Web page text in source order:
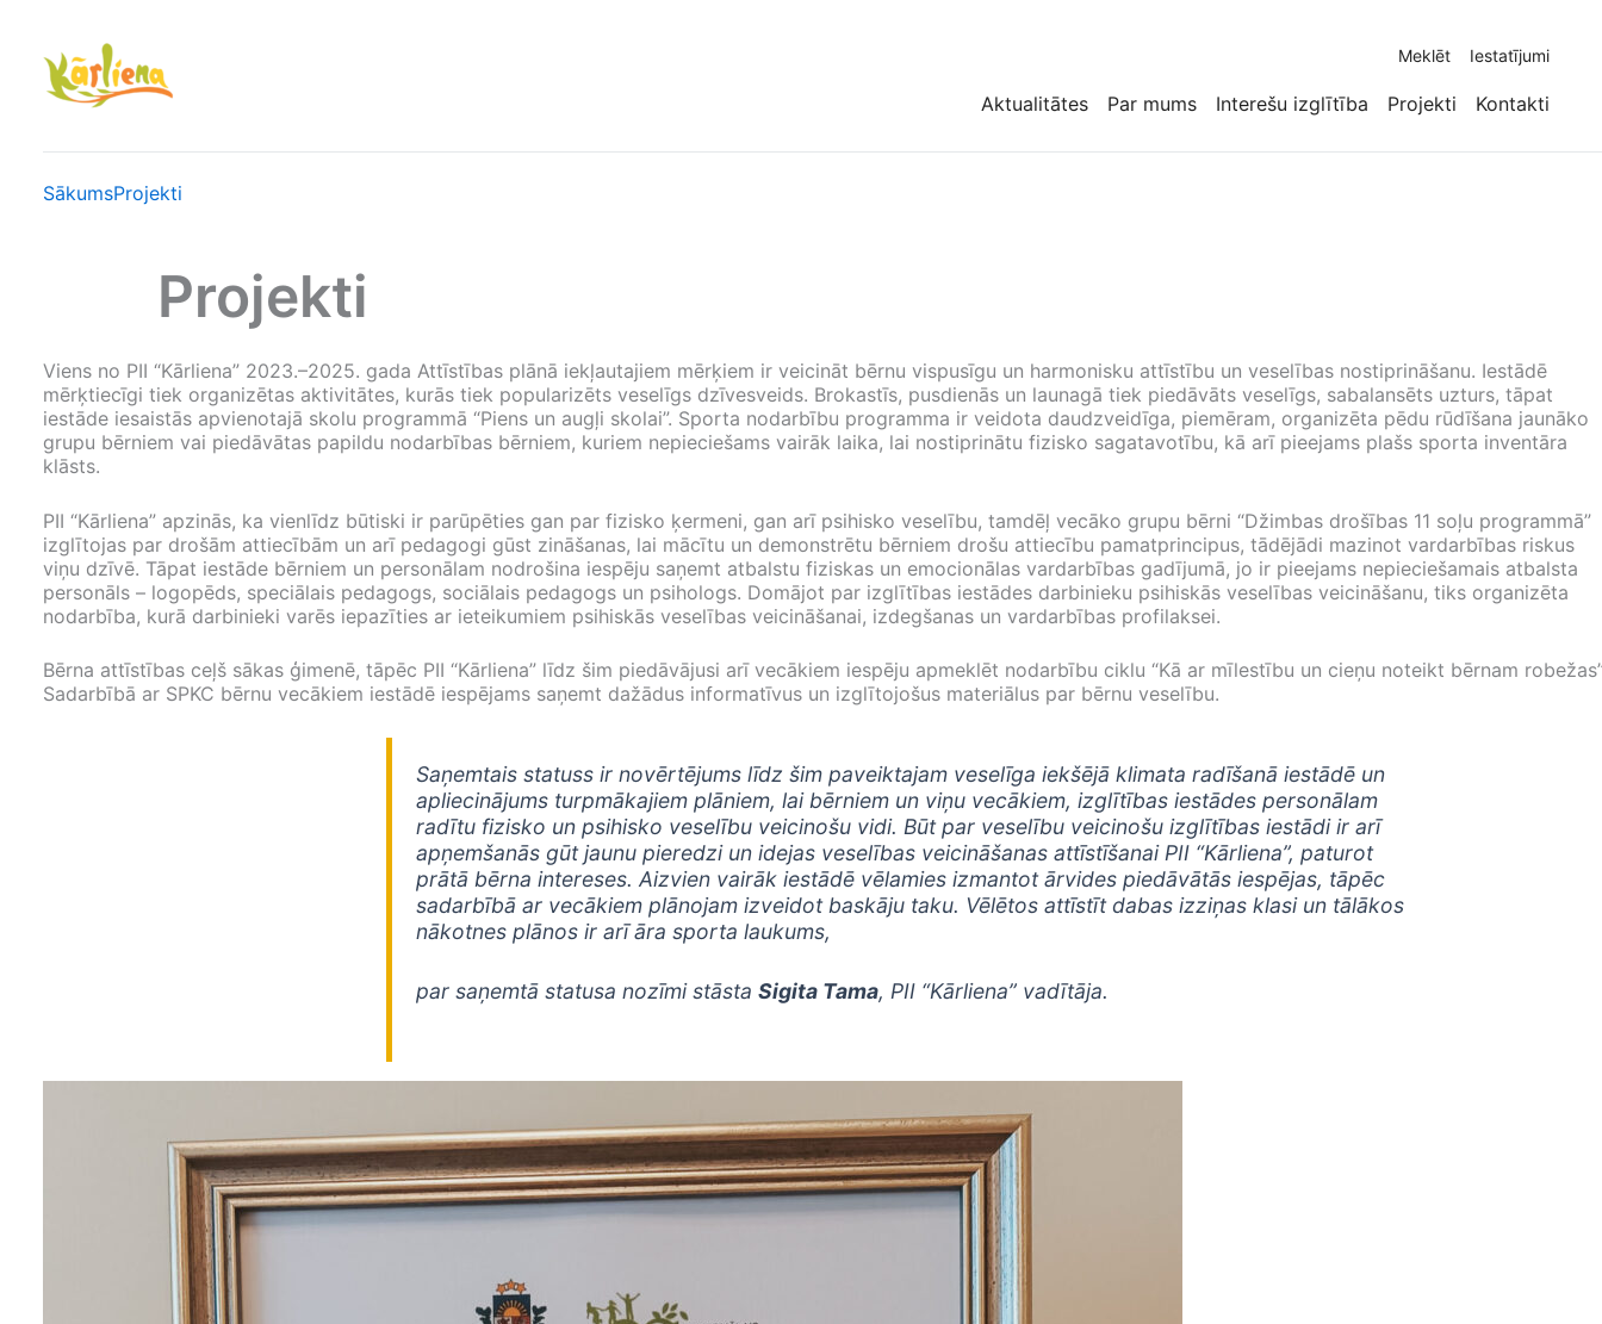
content
Meklēt Iestatījumi
Aktualitātes Par mums Interešu izglītība Projekti Kontakti
SākumsProjekti
Projekti
Viens no PII “Kārliena” 2023.–2025. gada Attīstības plānā iekļautajiem mērķiem ir veicināt bērnu vispusīgu un harmonisku attīstību un veselības nostiprināšanu. Iestādē
mērķtiecīgi tiek organizētas aktivitātes, kurās tiek popularizēts veselīgs dzīvesveids. Brokastīs, pusdienās un launagā tiek piedāvāts veselīgs, sabalansēts uzturs, tāpat
iestāde iesaistās apvienotajā skolu programmā “Piens un augļi skolai”. Sporta nodarbību programma ir veidota daudzveidīga, piemēram, organizēta pēdu rūdīšana jaunāko
grupu bērniem vai piedāvātas papildu nodarbības bērniem, kuriem nepieciešams vairāk laika, lai nostiprinātu fizisko sagatavotību, kā arī pieejams plašs sporta inventāra
klāsts.
PII “Kārliena” apzinās, ka vienlīdz būtiski ir parūpēties gan par fizisko ķermeni, gan arī psihisko veselību, tamdēļ vecāko grupu bērni “Džimbas drošības 11 soļu programmā”
izglītojas par drošām attiecībām un arī pedagogi gūst zināšanas, lai mācītu un demonstrētu bērniem drošu attiecību pamatprincipus, tādējādi mazinot vardarbības riskus
viņu dzīvē. Tāpat iestāde bērniem un personālam nodrošina iespēju saņemt atbalstu fiziskas un emocionālas vardarbības gadījumā, jo ir pieejams nepieciešamais atbalsta
personāls – logopēds, speciālais pedagogs, sociālais pedagogs un psihologs. Domājot par izglītības iestādes darbinieku psihiskās veselības veicināšanu, tiks organizēta
nodarbība, kurā darbinieki varēs iepazīties ar ieteikumiem psihiskās veselības veicināšanai, izdegšanas un vardarbības profilaksei.
Bērna attīstības ceļš sākas ģimenē, tāpēc PII “Kārliena” līdz šim piedāvājusi arī vecākiem iespēju apmeklēt nodarbību ciklu “Kā ar mīlestību un cieņu noteikt bērnam
Sadarbībā ar SPKC bērnu vecākiem iestādē iespējams saņemt dažādus informatīvus un izglītojošus materiālus par bērnu veselību.
Saņemtais statuss ir novērtējums līdz šim paveiktajam veselīga iekšējā klimata radīšanā iestādē un
apliecinājums turpmākajiem plāniem, lai bērniem un viņu vecākiem, izglītības iestādes personālam
radītu fizisko un psihisko veselību veicinošu vidi. Būt par veselību veicinošu izglītības iestādi ir arī
apņemšanās gūt jaunu pieredzi un idejas veselības veicināšanas attīstīšanai PII “Kārliena”, paturot
prātā bērna intereses. Aizvien vairāk iestādē vēlamies izmantot ārvides piedāvātās iespējas, tāpēc
sadarbībā ar vecākiem plānojam izveidot baskāju taku. Vēlētos attīstīt dabas izziņas klasi un tālākos
nākotnes plānos ir arī āra sporta laukums,
par saņemtā statusa nozīmi stāsta Sigita Tama, PII “Kārliena” vadītāja.